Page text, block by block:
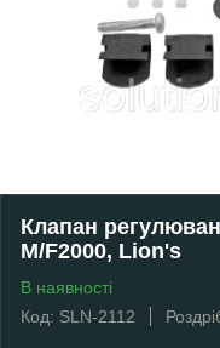
Клапан
M/F2000, Lion's
В наявності
Код: SLN-2112